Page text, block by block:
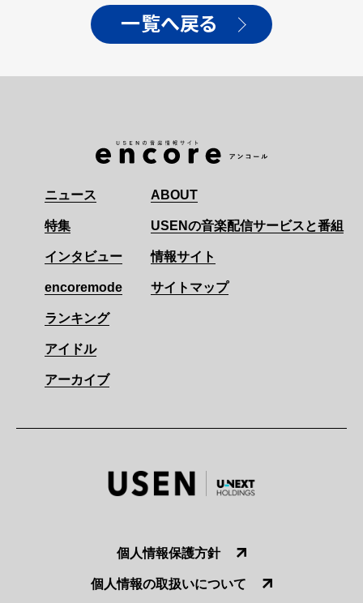
一覧へ戻る
ニュース
特集
インタビュー
encoremode
ランキング
アイドル
アーカイブ
ABOUT
USENの音楽配信サービスと番組
情報サイト
サイトマップ
個人情報保護方針
個人情報の取扱いについて